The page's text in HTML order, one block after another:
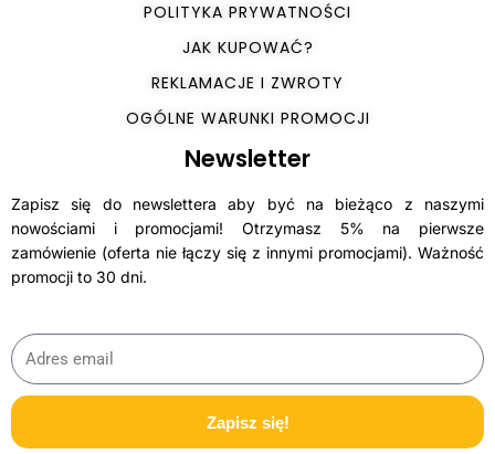
POLITYKA PRYWATNOŚCI
JAK KUPOWAĆ?
REKLAMACJE I ZWROTY
OGÓLNE WARUNKI PROMOCJI
Newsletter
Zapisz się do newslettera aby być na bieżąco z naszymi
nowościami i promocjami! Otrzymasz 5% na pierwsze
zamówienie (oferta nie łączy się z innymi promocjami). Ważność
promocji to 30 dni.
Zapisz się!